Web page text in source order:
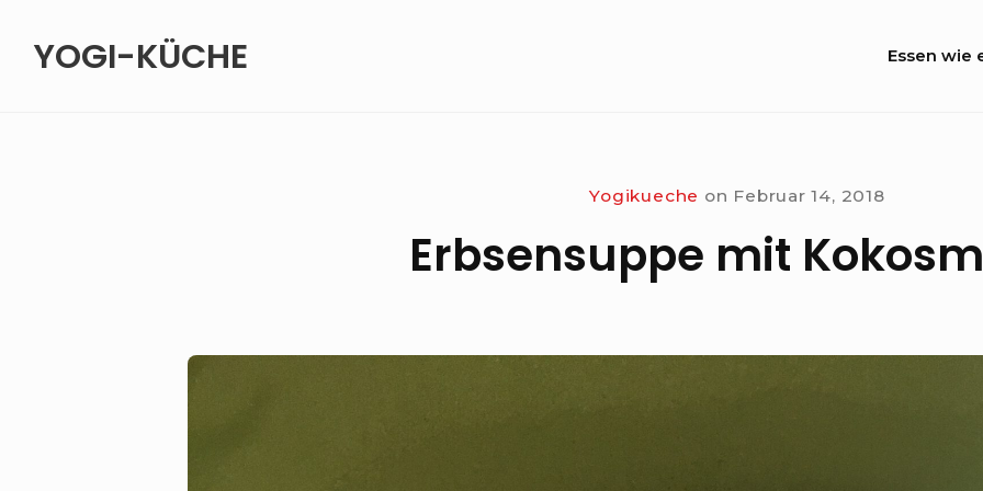
YOGI-KÜCHE
Site
Essen wie
Yogikueche on Februar 14, 2018
Erbsensuppe mit